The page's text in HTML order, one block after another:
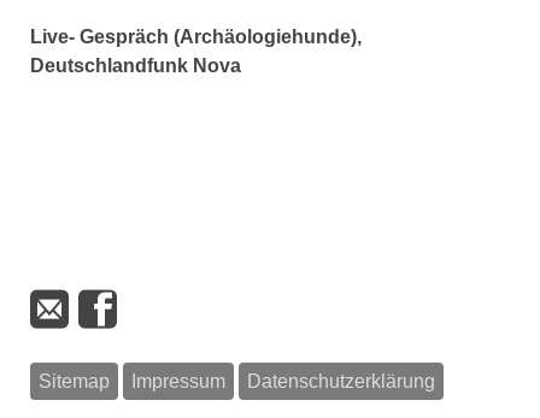
Live- Gespräch (Archäologiehunde),
Deutschlandfunk Nova
Sitemap Impressum Datenschutzerklärung